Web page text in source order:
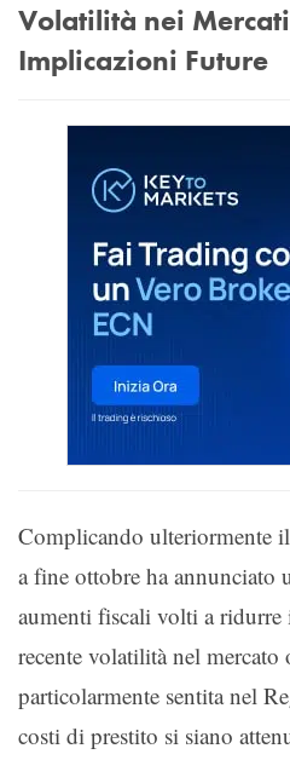
Volatilità nei
Implicazioni Future
Complicando ulteriormente
a fine ottobre ha annunciato
aumenti fiscali volti a ridurre
recente volatilità nel
particolarmente sentita nel
costi di prestito si siano